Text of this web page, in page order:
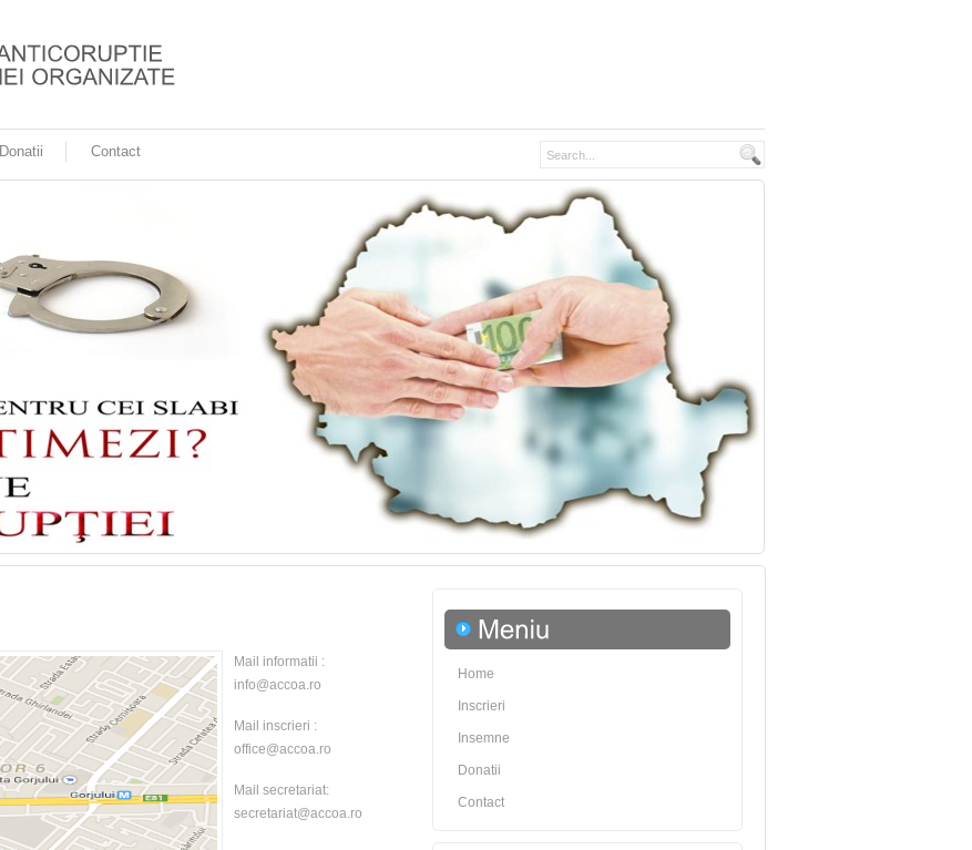
Donatii Contact
Mail informatii :
info@accoa.ro
Mail inscrieri :
office@accoa.ro
Mail secretariat:
secretariat@accoa.ro
Home
Inscrieri
Insemne
Donatii
Contact